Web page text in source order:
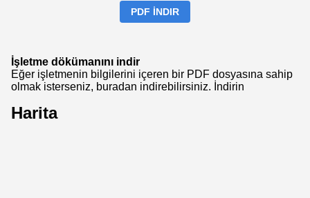
PDF İNDIR
İşletme dökümanını indir
Eğer işletmenin bilgilerini içeren bir PDF dosyasına sahip
olmak isterseniz, buradan indirebilirsiniz. İndirin
Harita